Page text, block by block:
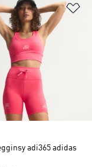
życzeń
adi365 adidas